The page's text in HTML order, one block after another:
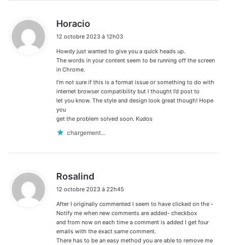
Horacio
t
:
12 octobre 2023 à 12h03
Howdy just wanted to give you a quick heads up.
The words in your content seem to be running off the screen
in Chrome.
I’m not sure if this is a format issue or something to do with
internet browser compatibility but I thought I’d post to
let you know. The style and design look great though! Hope
you
get the problem solved soon. Kudos
chargement…
Rosalind
t
:
12 octobre 2023 à 22h45
After I originally commented I seem to have clicked on the -
Notify me when new comments are added- checkbox
and from now on each time a comment is added I get four
emails with the exact same comment.
There has to be an easy method you are able to remove me